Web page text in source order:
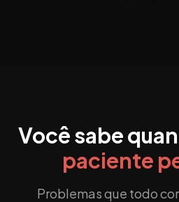
Você sabe
paciente
Problemas que todo